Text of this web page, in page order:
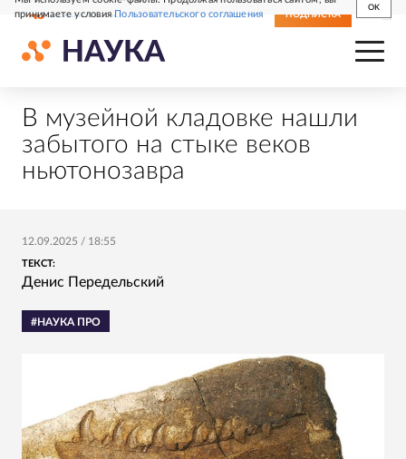
принимаете условияПользовательского соглашения
OK
СВЕЖИЙ НОМЕР ПОДПИСКА
В музейной кладовке нашли
забытого на стыке веков
ньютонозавра
12.09.2025 / 18:55
ТЕКСТ:
Денис Передельский
#НАУКА ПРО